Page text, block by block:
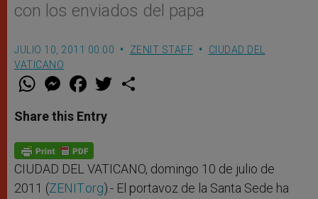
con los enviados del papa
JULIO 10, 2011 00:00 ZENIT STAFF
CIUDAD DEL
VATICANO
W
t
s
p
p
M
e
s
e
g
e
r
F
a
e
b
o
k
w
Share this Entry
CIUDAD DEL VATICANO, domingo 10 de julio de
2011 (ZENIT.org).- El portavoz de la Santa Sede ha